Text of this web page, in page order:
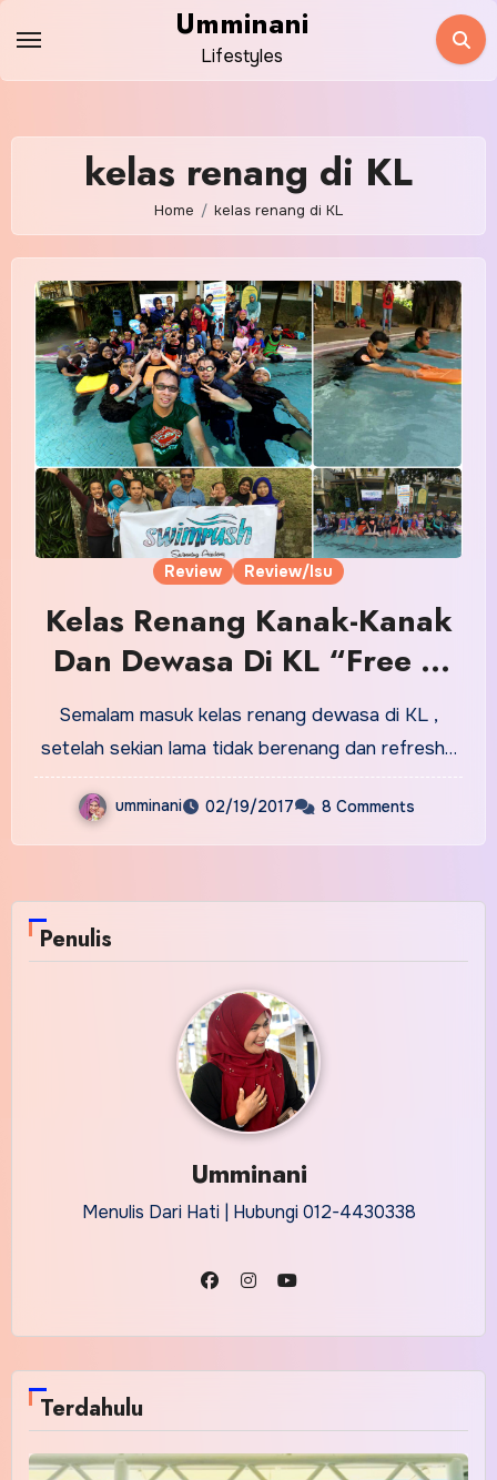
content
Umminani
Lifestyles
kelas renang di KL
Home kelas renang di KL
Review Review/Isu
Kelas Renang Kanak-Kanak
Dan Dewasa Di KL “Free &
Easy”
Semalam masuk kelas renang dewasa di KL ,
setelah sekian lama tidak berenang dan refresh…
umminani 02/19/2017 8 Comments
Penulis
Umminani
Menulis Dari Hati | Hubungi 012-4430338
Terdahulu